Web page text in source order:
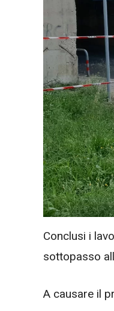
Conclusi i
sottopasso
A causare il